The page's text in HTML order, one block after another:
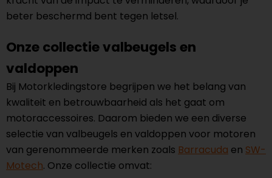
beter beschermd bent tegen letsel.
Onze collectie valbeugels en
valdoppen
Bij Motorkledingstore begrijpen we het belang van
kwaliteit en betrouwbaarheid als het gaat om
motoraccessoires. Daarom bieden we een diverse
selectie van valbeugels en valdoppen voor motoren
van gerenommeerde merken zoals Barracuda en SW-
Motech. Onze collectie omvat: